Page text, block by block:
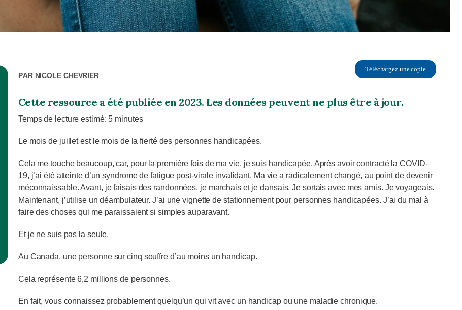
Par Nicole Chevrier Téléchargez une copie
Cette ressource a été publiée en 2023. Les données peuvent ne plus être à jour.
Temps de lecture estimé:5 minutes
Le mois de juillet est le mois de la fierté des personnes handicapées.
Cela me touche beaucoup, car, pour la première fois de ma vie, je suis handicapée. Après avoir contracté la COVID-
19, j’ai été atteinte d’un syndrome de fatigue post-virale invalidant. Ma vie a radicalement changé, au point de devenir
méconnaissable. Avant, je faisais des randonnées, je marchais et je dansais. Je sortais avec mes amis. Je voyageais.
Maintenant, j’utilise un déambulateur. J’ai une vignette de stationnement pour personnes handicapées. J’ai du mal à
faire des choses qui me paraissaient si simples auparavant.
Et je ne suis pas la seule.
Au Canada, une personne sur cinq souffre d’au moins un handicap.
Cela représente 6,2 millions de personnes.
En fait, vous connaissez probablement quelqu’un qui vit avec un handicap ou une maladie chronique.